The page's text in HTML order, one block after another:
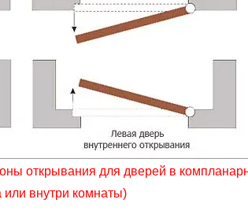
открывания для дверей в
или внутри комнаты)